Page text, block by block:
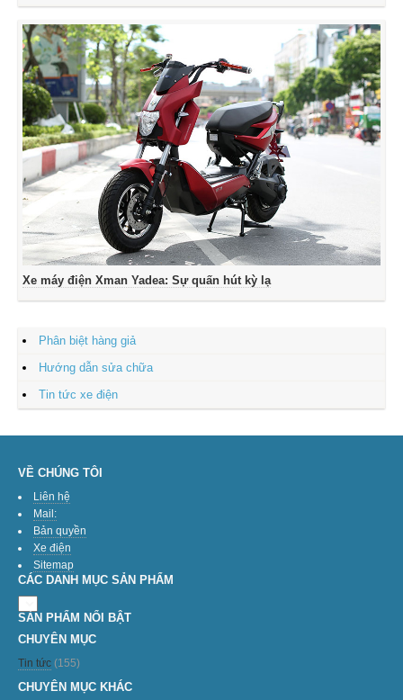
Xe máy điện Xman Yadea: Sự quấn hút kỳ lạ
Phân biệt hàng giả
Hướng dẫn sửa chữa
Tin tức xe điện
VỀ CHÚNG TÔI
Liên hệ
Mail:
Bản quyền
Xe điện
Sitemap
CÁC DANH MỤC SẢN PHẨM
SẢN PHẨM NỔI BẬT
CHUYÊN MỤC
Tin tức (155)
CHUYÊN MỤC KHÁC